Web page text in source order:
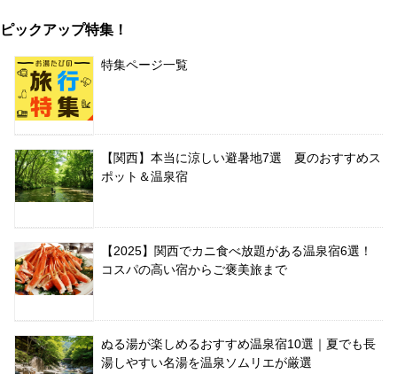
ピックアップ特集！
特集ページ一覧
【関西】本当に涼しい避暑地7選 夏のおすすめス
ポット＆温泉宿
【2025】関西でカニ食べ放題がある温泉宿6選！
コスパの高い宿からご褒美旅まで
ぬる湯が楽しめるおすすめ温泉宿10選｜夏でも長
湯しやすい名湯を温泉ソムリエが厳選